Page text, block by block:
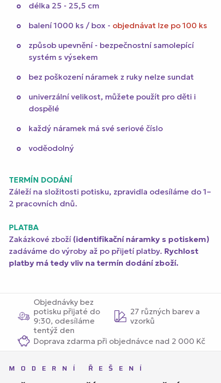
délka 25 - 25,5 cm
balení 1000 ks / box - objednávat lze po 100 ks
způsob upevnění - bezpečnostní samolepící
systém s výsekem
bez poškození náramek z ruky nelze sundat
univerzální velikost, můžete použít pro děti i
dospělé
každý náramek má své seriové číslo
voděodolný
TERMÍN DODÁNÍ
Záleží na složitosti potisku, zpravidla odesíláme do 1–
2 pracovních dnů.
PLATBA
Zakázkové zboží (identifikační náramky s potiskem)
zadáváme do výroby až po přijetí platby. Rychlost
platby má tedy vliv na termín dodání zboží.
Objednávky bez
potisku přijaté do
9:30, odesíláme
tentýž den
27 různých barev a
vzorků
Doprava zdarma při objednávce nad 2 000 Kč
MODERNÍ ŘEŠENÍ